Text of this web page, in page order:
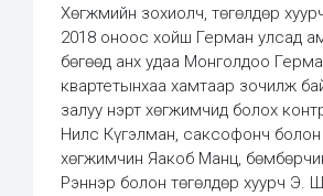
Хөгжмийн зохиолч, төгөлдөр
2018 оноос хойш Герман улсад
бөгөөд анх удаа Монголдоо
квартетынхаа хамтаар зочилж
залуу нэрт хөгжимчид болох
Нилс Күгэлман, саксофонч болон
хөгжимчин Яакоб Манц,
Рэннэр болон төгөлдөр хуурч Э.